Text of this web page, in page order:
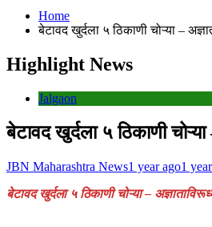
Home
बेटावद खुर्दला ५ ठिकाणी चोऱ्या –
Highlight News
Jalgaon
बेटावद खुर्दला ५ ठिकाणी
JBN Maharashtra News1 year ago1
बेटावद खुर्दला ५ ठिकाणी चोऱ्या –